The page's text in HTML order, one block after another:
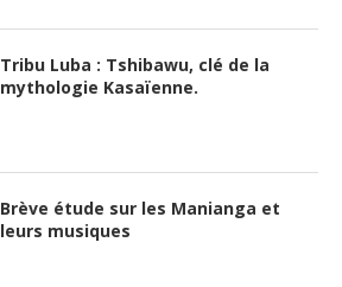
Tribu Luba : Tshibawu, clé de la
mythologie Kasaïenne.
Brève étude sur les Manianga et
leurs musiques